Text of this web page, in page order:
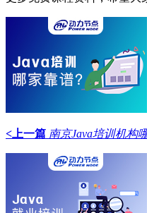
<上一篇 南京Java培训机构